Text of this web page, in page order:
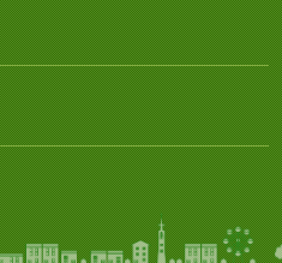
みが掲載されました